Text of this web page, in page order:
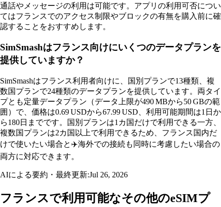
通話やメッセージの利用は可能です。アプリの利用可否につい
てはフランスでのアクセス制限やブロックの有無を購入前に確
認することをおすすめします。
SimSmashはフランス向けにいくつのデータプランを
提供していますか？
SimSmashはフランス利用者向けに、国別プランで13種類、複
数国プランで24種類のデータプランを提供しています。両タイ
プとも定量データプラン（データ上限が490 MBから50 GBの範
囲）で、価格は0.69 USDから67.99 USD、利用可能期間は1日か
ら180日までです。国別プランは1カ国だけで利用できる一方、
複数国プランは2カ国以上で利用できるため、フランス国内だ
けで使いたい場合と✈️海外での接続も同時に考慮したい場合の
両方に対応できます。
AIによる要約・最終更新:Jul 26, 2026
フランスで利用可能なその他のeSIMプ